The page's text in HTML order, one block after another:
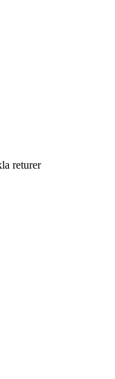
returer